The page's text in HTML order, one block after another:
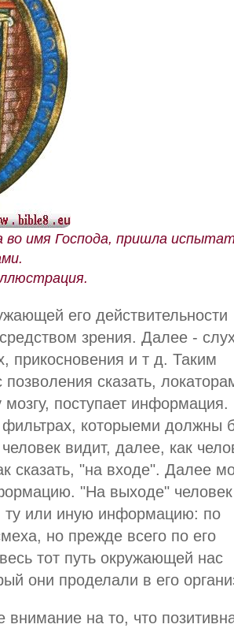
имя Господа, пришла
его действительности
зрения. Далее -
прикосновения и т д. Таким
сказать,
поступает информация.
фильтрах, которыеми должны
видит, далее, как
сказать, "на входе". Далее
"На выходе"
ту или иную информацию: по
но прежде всего по его
тот путь окружающей нас
они проделали в его
на то, что